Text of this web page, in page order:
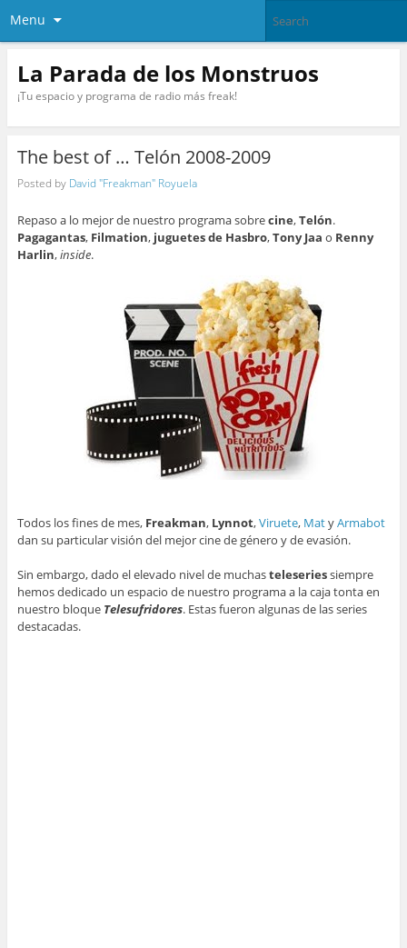
Menu
La Parada de los Monstruos
¡Tu espacio y programa de radio más freak!
The best of … Telón 2008-2009
Posted by David "Freakman" Royuela
Repaso a lo mejor de nuestro programa sobrecine,Telón.
Pagagantas, Filmation, juguetes de Hasbro,Tony Jaa o Renny
Harlin,inside.
Todos los fines de mes, Freakman, Lynnot,Viruete, MatyArmabot
dan su particular visión del mejor cine de género y de evasión.
Sin embargo, dado el elevado nivel de muchasteleseriessiempre
hemos dedicado un espacio de nuestro programa a la caja tonta en
nuestro bloque Telesufridores. Estas fueron algunas de las series
destacadas.